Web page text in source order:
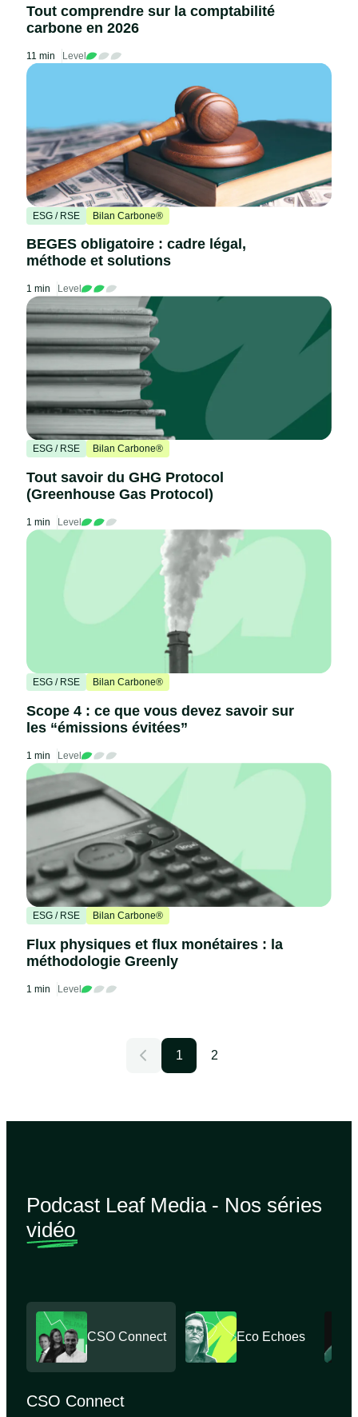
Tout comprendre sur la comptabilité
carbone en 2026
11 min Level
ESG / RSE Bilan Carbone®
BEGES obligatoire : cadre légal,
méthode et solutions
1 min Level
ESG / RSE Bilan Carbone®
Tout savoir du GHG Protocol
(Greenhouse Gas Protocol)
1 min Level
ESG / RSE Bilan Carbone®
Scope 4 : ce que vous devez savoir sur
les “émissions évitées”
1 min Level
ESG / RSE Bilan Carbone®
Flux physiques et flux monétaires : la
méthodologie Greenly
1 min Level
1 2
Podcast Leaf Media - Nos séries
vidéo
CSO Connect Eco Echoes
CSO Connect